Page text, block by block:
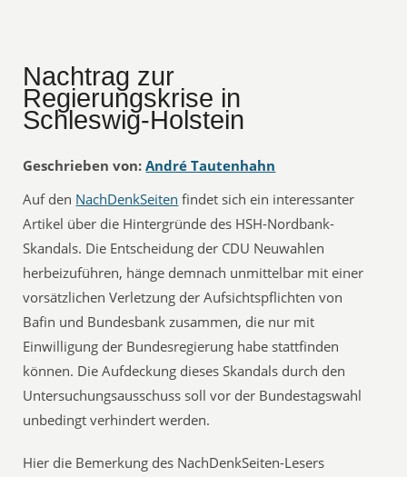
Nachtrag zur
Regierungskrise in
Schleswig-Holstein
Geschrieben von: André Tautenhahn
Auf den NachDenkSeiten findet sich ein interessanter
Artikel über die Hintergründe des HSH-Nordbank-
Skandals. Die Entscheidung der CDU Neuwahlen
herbeizuführen, hänge demnach unmittelbar mit einer
vorsätzlichen Verletzung der Aufsichtspflichten von
Bafin und Bundesbank zusammen, die nur mit
Einwilligung der Bundesregierung habe stattfinden
können. Die Aufdeckung dieses Skandals durch den
Untersuchungsausschuss soll vor der Bundestagswahl
unbedingt verhindert werden.
Hier die Bemerkung des NachDenkSeiten-Lesers